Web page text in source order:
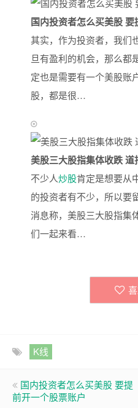
国内投资者怎么买美股
其实，作为投资者，我们
旦有盈利的机会，那么都
定也是需要有一个美股账
股，都是很…
美股三大股指集体收跌
不少人炒股肯定是想要从
的投资者有不少，所以要
消息称，美股三大股指集
们一起来看…
K线
国内投资者怎么买美股 要提
前开一个股票账户